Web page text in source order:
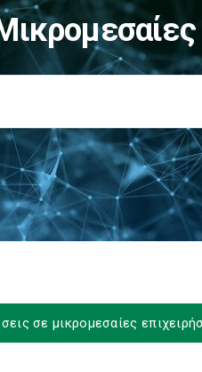
σε μικρομεσαίες